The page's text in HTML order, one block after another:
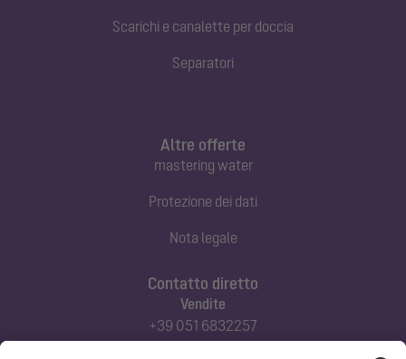
Scarichi e canalette per doccia
Separatori
Contatto diretto
Vendite
+39 051 6832257
Altre offerte
mastering water
Protezione dei dati
Nota legale